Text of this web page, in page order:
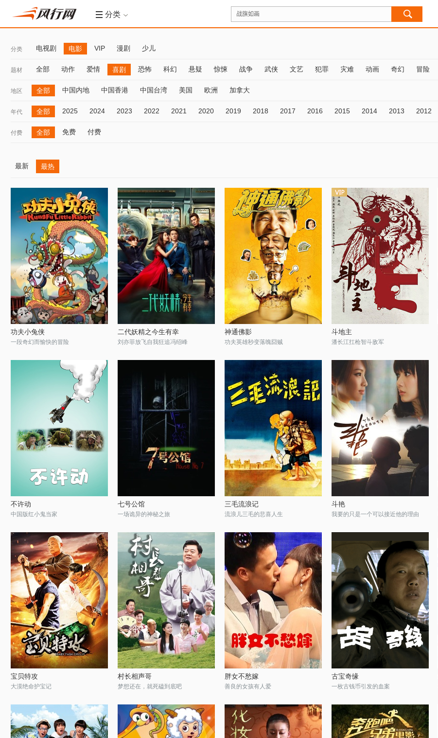
分类
分类 电视剧 电影 VIP 漫剧 少儿
题材 全部 动作 爱情 喜剧 恐怖 科幻 悬疑 惊悚 战争 武侠 文艺 犯罪 灾难 动画 奇幻 冒险
地区 全部 中国内地 中国香港 中国台湾 美国 欧洲 加拿大
年代 全部 2025 2024 2023 2022 2021 2020 2019 2018 2017 2016 2015 2014 2013 2012
付费 全部 免费 付费
最新 最热
功夫小兔侠
一段奇幻而愉快的冒险
二代妖精之今生有幸
刘亦菲放飞自我狂追冯绍峰
神通佛影
功夫英雄秒变落魄囧贼
斗地主
潘长江扛枪智斗敌军
不许动
中国版红小鬼当家
七号公馆
一场诡异的神秘之旅
三毛流浪记
流浪儿三毛的悲喜人生
斗艳
我要的只是一个可以接近他的理由
宝贝特攻
大漠绝命护宝记
村长相声哥
梦想还在，就死磕到底吧
胖女不愁嫁
善良的女孩有人爱
古宝奇缘
一枚古钱币引发的血案